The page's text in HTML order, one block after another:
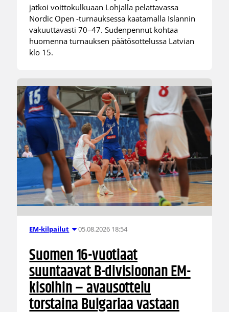
jatkoi voittokulkuaan Lohjalla pelattavassa
Nordic Open -turnauksessa kaatamalla Islannin
vakuuttavasti 70–47. Sudenpennut kohtaa
huomenna turnauksen päätösottelussa Latvian
klo 15.
EM-kilpailut 05.08.2026 18:54
Suomen 16-vuotiaat
suuntaavat B-divisioonan EM-
kisoihin – avausottelu
torstaina Bulgariaa vastaan